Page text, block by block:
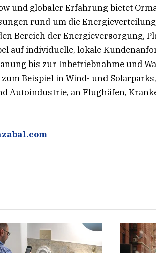
und globaler Erfahrung bietet
rund um die
Bereich der Energieversorgung,
auf individuelle, lokale
bis zur Inbetriebnahme und
Beispiel in Wind- und
Autoindustrie, an Flughäfen,